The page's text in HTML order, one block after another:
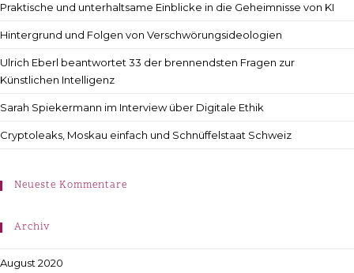
Praktische und unterhaltsame Einblicke in die Geheimnisse von KI
Hintergrund und Folgen von Verschwörungsideologien
Ulrich Eberl beantwortet 33 der brennendsten Fragen zur
Künstlichen Intelligenz
Sarah Spiekermann im Interview über Digitale Ethik
Cryptoleaks, Moskau einfach und Schnüffelstaat Schweiz
Neueste Kommentare
Archiv
August 2020